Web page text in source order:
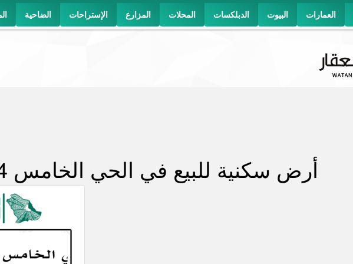
الضاحية الإستراحات المزارع المحلات الدبلكسات البيوت العمارات
أرض سكنية للبيع في الحي الخامس 264 ب